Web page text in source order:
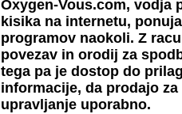
Oxygen-Vous.com, vodja
kisika na internetu,
programov naokoli. Z
povezav in orodij za
tega pa je dostop do
informacije, da prodajo
upravljanje uporabno.